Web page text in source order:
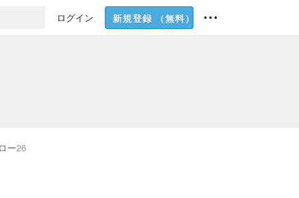
ログイン 新規登録 （無料）
ー26